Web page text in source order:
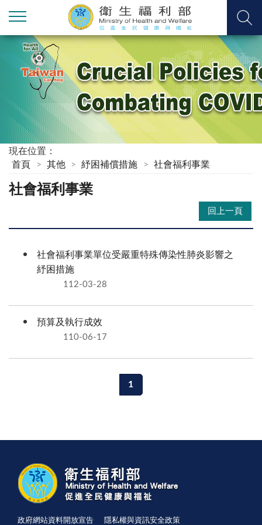
現在位置：
首頁
其他 紓困補償措施 社會福利事業
社會福利事業
回上一頁
社會福利事業單位受嚴重特殊傳染性肺炎影響之
紓困措施
112-03-28
預算及執行成效
110-06-17
1
政府網站資料開放宣告 隱私權與資訊安全政策